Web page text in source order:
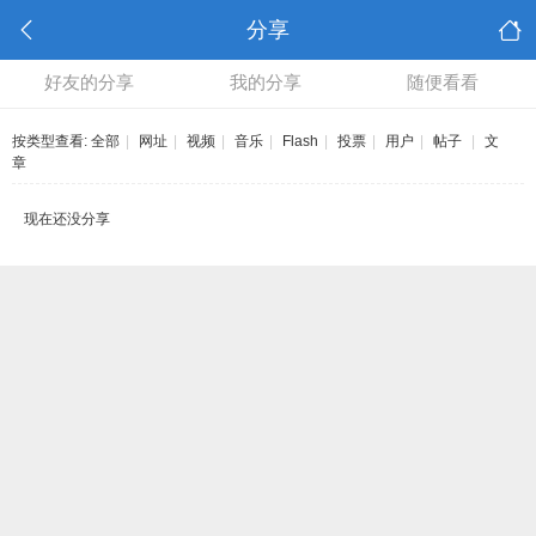
分享
好友的分享 我的分享 随便看看
按类型查看: 全部 网址 视频 音乐 Flash 投票 用户 帖子
文
章
现在还没分享